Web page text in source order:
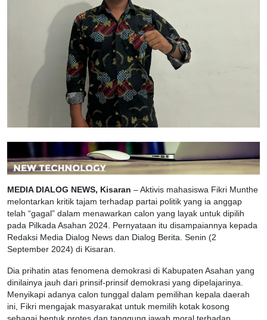
MEDIA DIALOG NEWS, Kisaran – Aktivis mahasiswa Fikri Munthe
melontarkan kritik tajam terhadap partai politik yang ia anggap
telah “gagal” dalam menawarkan calon yang layak untuk dipilih
pada Pilkada Asahan 2024. Pernyataan itu disampaiannya kepada
Redaksi Media Dialog News dan Dialog Berita. Senin (2
September 2024) di Kisaran.
Dia prihatin atas fenomena demokrasi di Kabupaten Asahan yang
dinilainya jauh dari prinsif-prinsif demokrasi yang dipelajarinya.
Menyikapi adanya calon tunggal dalam pemilihan kepala daerah
ini, Fikri mengajak masyarakat untuk memilih kotak kosong